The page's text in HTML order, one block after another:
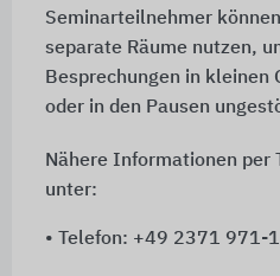
Seminarteilnehmer
separate Räume nutzen,
Besprechungen in kleinen
oder in den Pausen
Nähere Informationen per
unter:
• Telefon: +49 2371 971-